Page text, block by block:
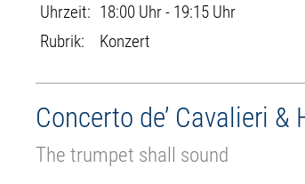
Uhrzeit: 18:00 Uhr - 19:15 Uhr
Rubrik:
Konzert
Concerto de’ Cavalieri
The trumpet shall sound